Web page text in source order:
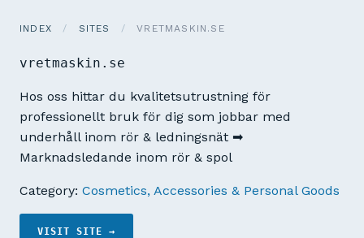
INDEX / SITES / VRETMASKIN.SE
vretmaskin.se
Hos oss hittar du kvalitetsutrustning för
professionellt bruk för dig som jobbar med
underhåll inom rör & ledningsnät ➡︎
Marknadsledande inom rör & spol
Category: Cosmetics, Accessories & Personal Goods
VISIT SITE →